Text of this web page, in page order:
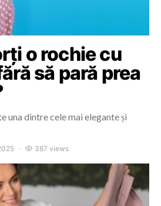
o rochie cu
să pară prea
una dintre cele mai elegante și
387 views